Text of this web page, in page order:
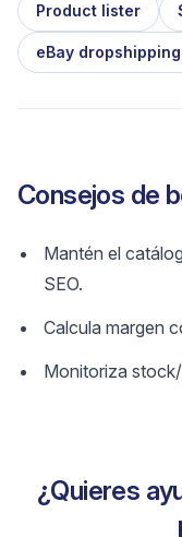
Product lister
eBay
Consejos de
Mantén el
SEO.
Calcula margen
Monitoriza
¿Quieres